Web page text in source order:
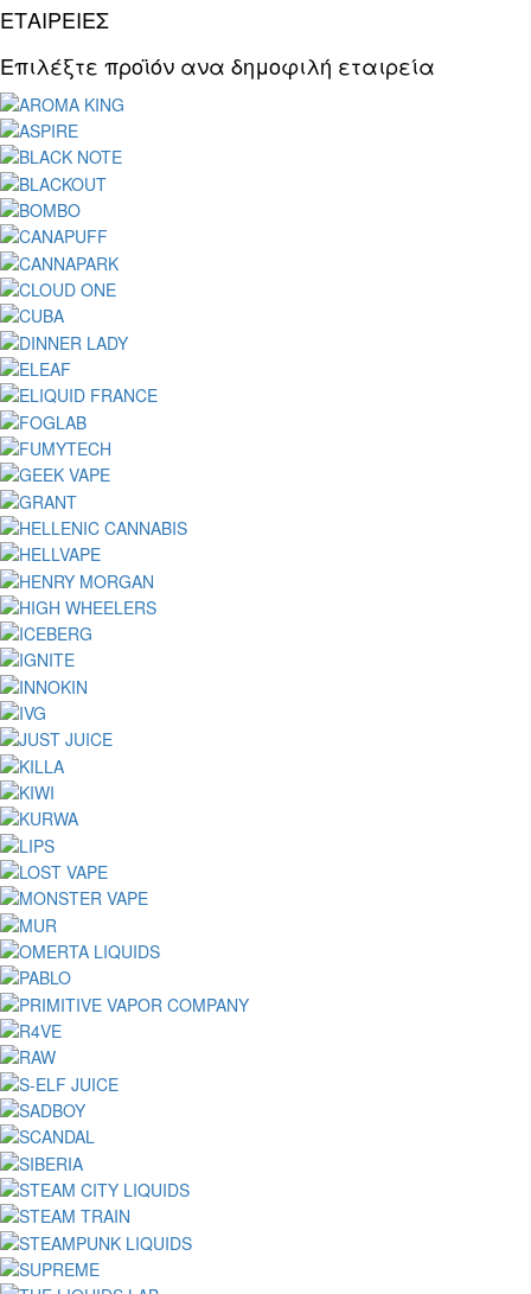
ΕΤΑΙΡΕΙΕΣ
Επιλέξτε προϊόν ανα δημοφιλή εταιρεία